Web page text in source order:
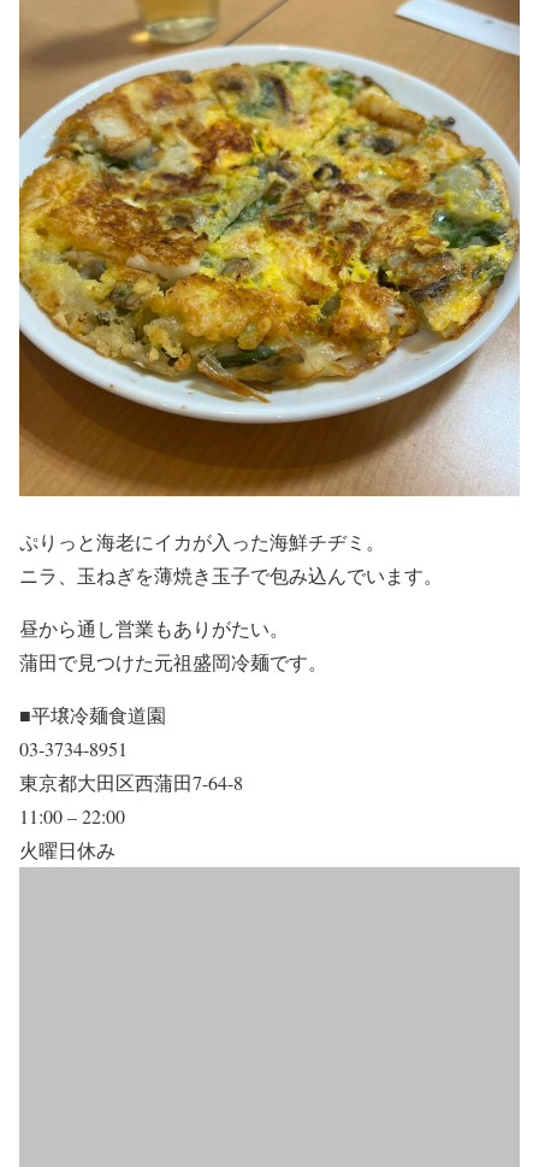
ぷりっと海老にイカが入った海鮮チヂミ。
ニラ、玉ねぎを薄焼き玉子で包み込んでいます。
昼から通し営業もありがたい。
蒲田で見つけた元祖盛岡冷麺です。
■平壌冷麺食道園
03-3734-8951
東京都大田区西蒲田7-64-8
11:00 – 22:00
火曜日休み